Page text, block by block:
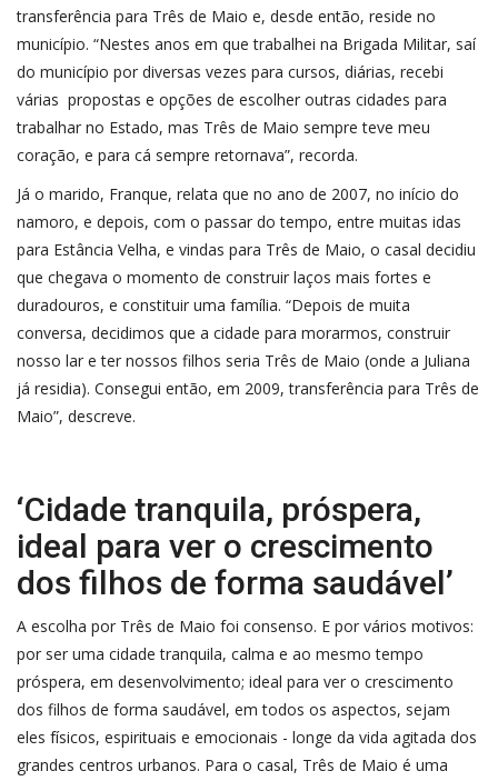
transferência para Três de Maio e, desde então, reside no
município. “Nestes anos em que trabalhei na Brigada Militar, saí
do município por diversas vezes para cursos, diárias, recebi
várias propostas e opções de escolher outras cidades para
trabalhar no Estado, mas Três de Maio sempre teve meu
coração, e para cá sempre retornava”, recorda.
Já o marido, Franque, relata que no ano de 2007, no início do
namoro, e depois, com o passar do tempo, entre muitas idas
para Estância Velha, e vindas para Três de Maio, o casal decidiu
que chegava o momento de construir laços mais fortes e
duradouros, e constituir uma família. “Depois de muita
conversa, decidimos que a cidade para morarmos, construir
nosso lar e ter nossos filhos seria Três de Maio (onde a Juliana
já residia). Consegui então, em 2009, transferência para Três de
Maio”, descreve.
‘Cidade tranquila, próspera,
ideal para ver o crescimento
dos filhos de forma saudável’
A escolha por Três de Maio foi consenso. E por vários motivos:
por ser uma cidade tranquila, calma e ao mesmo tempo
próspera, em desenvolvimento; ideal para ver o crescimento
dos filhos de forma saudável, em todos os aspectos, sejam
eles físicos, espirituais e emocionais - longe da vida agitada dos
grandes centros urbanos. Para o casal, Três de Maio é uma